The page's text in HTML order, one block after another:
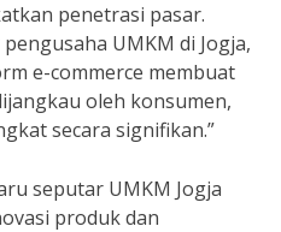
penetrasi pasar.
UMKM di Jogja,
e-commerce membuat
oleh konsumen,
secara signifikan.”
seputar UMKM Jogja
produk dan